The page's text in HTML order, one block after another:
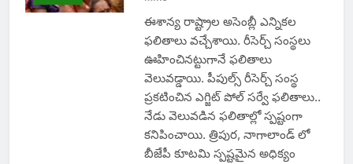
ఈశాన్య రాష్ట్రాల అసెంబ్లీ ఎన్నిక‌ల
ఫ‌లితాలు వ‌చ్చేశాయి. రీసెర్చ్ సంస్థ‌లు
ఊహించిన‌ట్టుగానే ఫ‌లితాలు
వెలువ‌డ్డాయి. పీపుల్స్ రీసెర్చ్ సంస్థ
ప్ర‌క‌టించిన ఎగ్జిట్ పోల్ స‌ర్వే ఫ‌లితాలు..
నేడు వెలువ‌డిన‌ ఫ‌లితాల్లో స్ప‌ష్టంగా
కనిపించాయి. త్రిపుర‌, నాగాలాండ్ లో
బీజేపీ కూట‌మి స్ప‌ష్ట‌మైన అధిక్యం